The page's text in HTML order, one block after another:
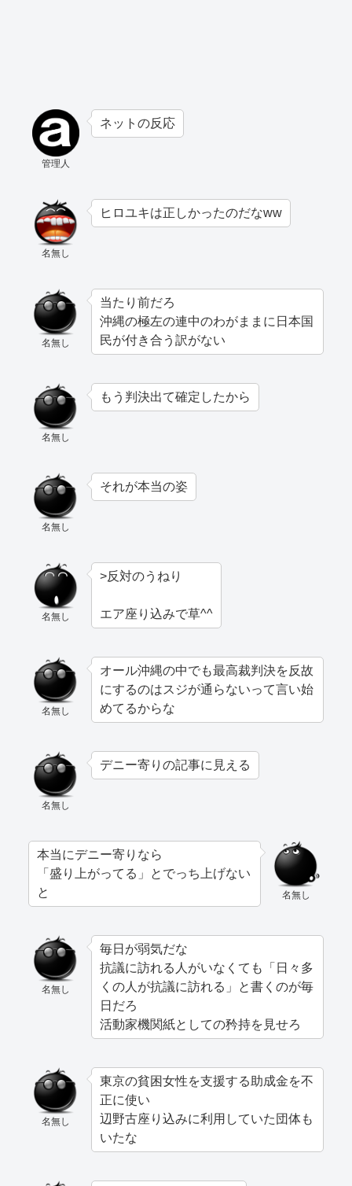
管理人
ネットの反応
名無し
ヒロユキは正しかったのだなww
名無し
当たり前だろ
沖縄の極左の連中のわがままに日本国
民が付き合う訳がない
名無し
もう判決出て確定したから
名無し
それが本当の姿
名無し
>反対のうねり
エア座り込みで草^^
名無し
オール沖縄の中でも最高裁判決を反故
にするのはスジが通らないって言い始
めてるからな
名無し
デニー寄りの記事に見える
名無し
本当にデニー寄りなら
「盛り上がってる」とでっち上げない
と
名無し
毎日が弱気だな
抗議に訪れる人がいなくても「日々多
くの人が抗議に訪れる」と書くのが毎
日だろ
活動家機関紙としての矜持を見せろ
名無し
東京の貧困女性を支援する助成金を不
正に使い
辺野古座り込みに利用していた団体も
いたな